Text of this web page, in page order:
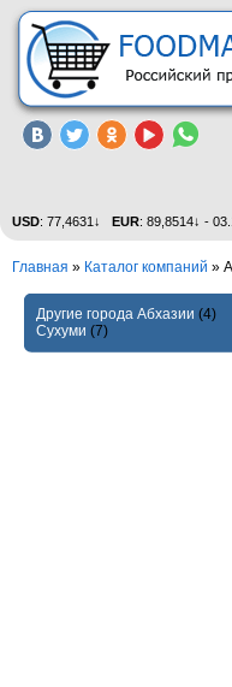
USD: 77,4631↓ EUR: 89,8514↓ -
Главная » Каталог компаний »
Другие города Абхазии (4)
Сухуми (7)